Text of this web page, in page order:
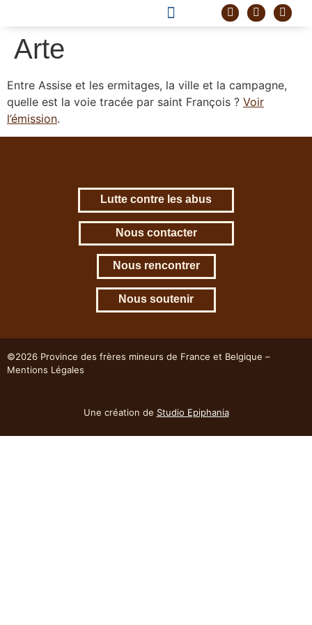
Arte
Entre Assise et les ermitages, la ville et la campagne,
quelle est la voie tracée par saint François ? Voir
l’émission.
Lutte contre les abus
Nous contacter
Nous rencontrer
Nous soutenir
©2026 Province des frères mineurs de France et Belgique –
Mentions Légales
Une création de Studio Epiphania